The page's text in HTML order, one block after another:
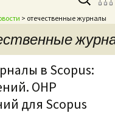
> отечественные журналы
в Scopus:
ОНР
для Scopus